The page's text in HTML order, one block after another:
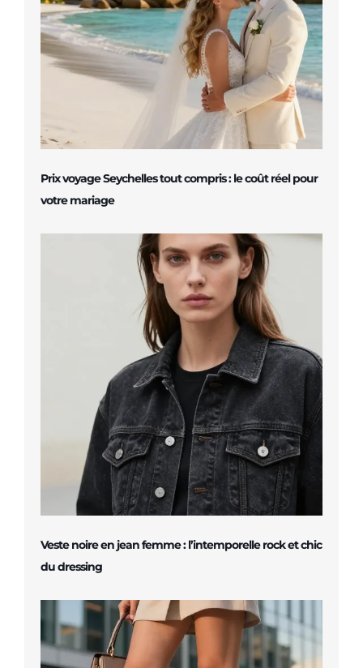
Prix voyage Seychelles tout compris : le coût réel pour
votre mariage
Veste noire en jean femme : l’intemporelle rock et chic
du dressing